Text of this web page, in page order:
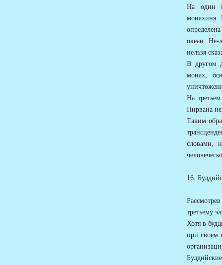
На один
монахиня
океан. Не-
нельзя
В другом
монах,
На
Нирвана
Таким
словами,
16.
третьему
Хотя в
при своем